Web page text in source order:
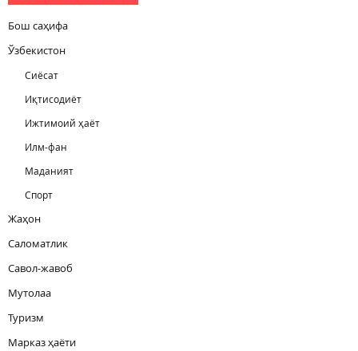
Бош саҳифа
Ўзбекистон
Сиёсат
Иқтисодиёт
Ижтимоий ҳаёт
Илм-фан
Маданият
Спорт
Жаҳон
Саломатлик
Савол-жавоб
Мутолаа
Туризм
Марказ ҳаёти